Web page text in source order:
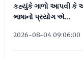
પર તિરંગો
કહ્યુંકે ગાળો આપવી કે
ભાષાનો પ્રયોગ એ...
2026-08-04 09:06:00